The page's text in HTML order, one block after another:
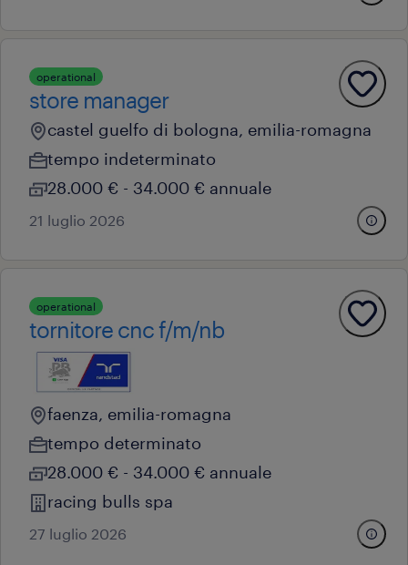
operational
store manager
castel guelfo di bologna, emilia-romagna
tempo indeterminato
28.000 € - 34.000 € annuale
21 luglio 2026
operational
tornitore cnc f/m/nb
faenza, emilia-romagna
tempo determinato
28.000 € - 34.000 € annuale
racing bulls spa
27 luglio 2026